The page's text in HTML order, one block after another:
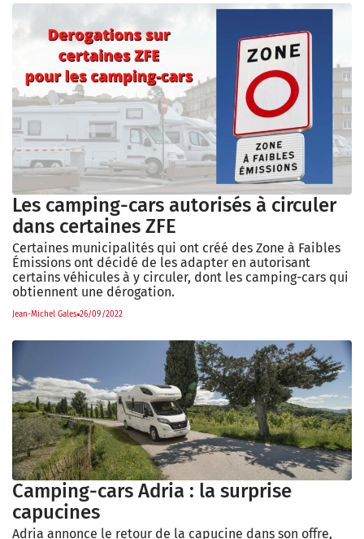
Les camping-cars autorisés à circuler
dans certaines ZFE
Certaines municipalités qui ont créé des Zone à Faibles
Émissions ont décidé de les adapter en autorisant
certains véhicules à y circuler, dont les camping-cars qui
obtiennent une dérogation.
Jean-Michel Gales 26/09/2022
Camping-cars Adria : la surprise
capucines
Adria annonce le retour de la capucine dans son offre,